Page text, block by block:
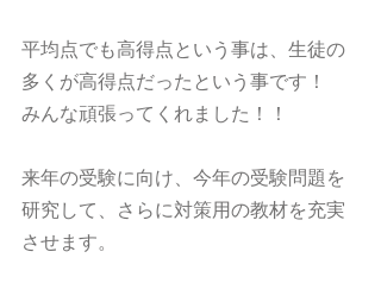
平均点でも高得点という事は、生徒の
多くが高得点だったという事です！
みんな頑張ってくれました！！
来年の受験に向け、今年の受験問題を
研究して、さらに対策用の教材を充実
させます。